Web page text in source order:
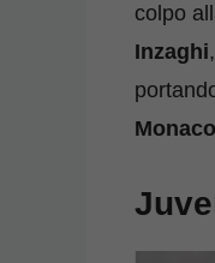
colpo
Inzaghi
Monaco